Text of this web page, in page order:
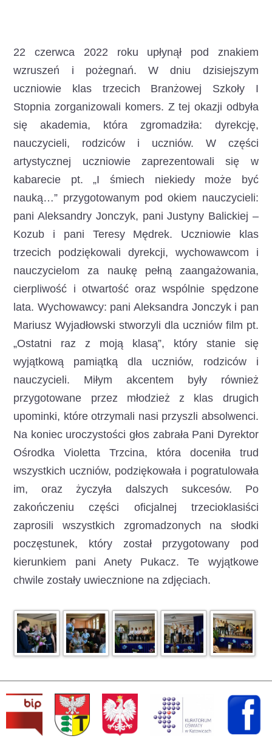
22 czerwca 2022 roku upłynął pod znakiem
wzruszeń i pożegnań.W dniu dzisiejszym
uczniowie klas trzecich Branżowej Szkoły I
Stopnia zorganizowali komers. Z tej okazji odbyła
się akademia, która zgromadziła: dyrekcję,
nauczycieli, rodziców i uczniów. W części
artystycznej uczniowie zaprezentowali się w
kabarecie pt. „I śmiech niekiedy może być
nauką…” przygotowanym pod okiem nauczycieli:
pani Aleksandry Jonczyk, pani Justyny Balickiej –
Kozub i pani Teresy Mędrek. Uczniowie klas
trzecich podziękowali dyrekcji, wychowawcom i
nauczycielom za naukę pełną zaangażowania,
cierpliwość i otwartość oraz wspólnie spędzone
lata. Wychowawcy: pani Aleksandra Jonczyk i pan
Mariusz Wyjadłowski stworzyli dla uczniów film pt.
„Ostatni raz z moją klasą”, który stanie się
wyjątkową pamiątką dla uczniów, rodziców i
nauczycieli. Miłym akcentem były również
przygotowane przez młodzież z klas drugich
upominki, które otrzymali nasi przyszli absolwenci.
Na koniec uroczystości głos zabrała Pani Dyrektor
Ośrodka Violetta Trzcina, która doceniła trud
wszystkich uczniów, podziękowała i pogratulowała
im, oraz życzyła dalszych sukcesów. Po
zakończeniu części oficjalnej trzecioklasiści
zaprosili wszystkich zgromadzonych na słodki
poczęstunek, który został przygotowany pod
kierunkiem pani Anety Pukacz. Te wyjątkowe
chwile zostały uwiecznione na zdjęciach.